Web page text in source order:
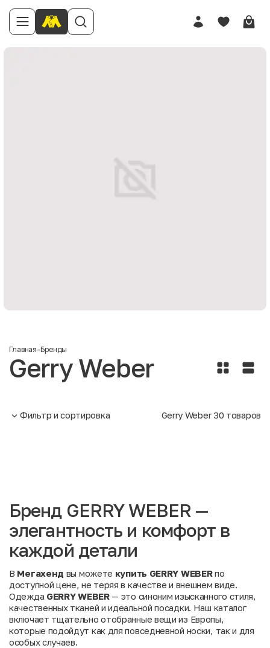
Главная-Бренды
Gerry Weber
Фильтр и сортировка Gerry Weber30 товаров
Бренд GERRY WEBER —
элегантность и комфорт в
каждой детали
В Мегахенд вы можете купить GERRY WEBERпо
доступной цене, не теряя в качестве и внешнем виде.
Одежда GERRY WEBER— это синоним изысканного стиля,
качественных тканей и идеальной посадки. Наш каталог
включает тщательно отобранные вещи из Европы,
которые подойдут как для повседневной носки, так и для
особых случаев.